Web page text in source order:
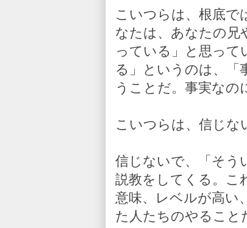
こいつらは、根底で
なたは、あなたの兄
っている」と思って
る」というのは、「
うことだ。事実なの
こいつらは、信じな
信じないで、「そう
説教をしてくる。こ
意味、レベルが高い
た人たちのやること